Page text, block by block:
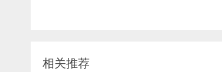
相关推荐